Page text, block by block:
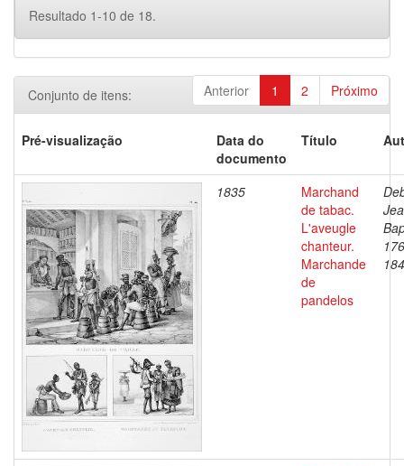
Resultado 1-10 de 18.
Anterior 1 2 Próximo
Conjunto de itens:
Pré-visualização
Data do
documento
Título
1835
Marchand
de tabac.
L'aveugle
chanteur.
Marchande
de
pandelos